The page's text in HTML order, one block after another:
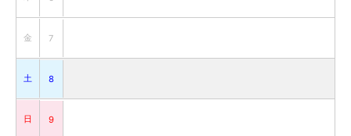
金 7
土 8
日 9